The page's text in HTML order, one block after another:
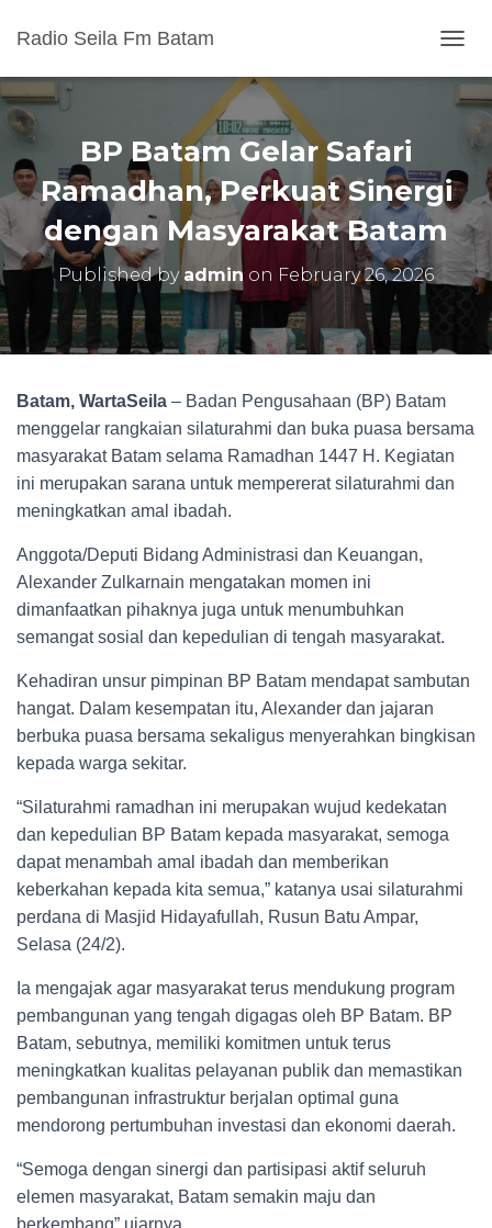
Radio Seila Fm Batam
O
G
N
A
A
O
BP Batam Gelar Safari
Ramadhan, Perkuat Sinergi
dengan Masyarakat Batam
Published byadmin on February 26, 2026
Batam, WartaSeila – Badan Pengusahaan (BP) Batam
menggelar rangkaian silaturahmi dan buka puasa bersama
masyarakat Batam selama Ramadhan 1447 H. Kegiatan
ini merupakan sarana untuk mempererat silaturahmi dan
meningkatkan amal ibadah.
Anggota/Deputi Bidang Administrasi dan Keuangan,
Alexander Zulkarnain mengatakan momen ini
dimanfaatkan pihaknya juga untuk menumbuhkan
semangat sosial dan kepedulian di tengah masyarakat.
Kehadiran unsur pimpinan BP Batam mendapat sambutan
hangat. Dalam kesempatan itu, Alexander dan jajaran
berbuka puasa bersama sekaligus menyerahkan bingkisan
kepada warga sekitar.
“Silaturahmi ramadhan ini merupakan wujud kedekatan
dan kepedulian BP Batam kepada masyarakat, semoga
dapat menambah amal ibadah dan memberikan
keberkahan kepada kita semua,” katanya usai silaturahmi
perdana di Masjid Hidayafullah, Rusun Batu Ampar,
Selasa (24/2).
Ia mengajak agar masyarakat terus mendukung program
pembangunan yang tengah digagas oleh BP Batam. BP
Batam, sebutnya, memiliki komitmen untuk terus
meningkatkan kualitas pelayanan publik dan memastikan
pembangunan infrastruktur berjalan optimal guna
mendorong pertumbuhan investasi dan ekonomi daerah.
“Semoga dengan sinergi dan partisipasi aktif seluruh
elemen masyarakat, Batam semakin maju dan
berkembang” ujarnya.